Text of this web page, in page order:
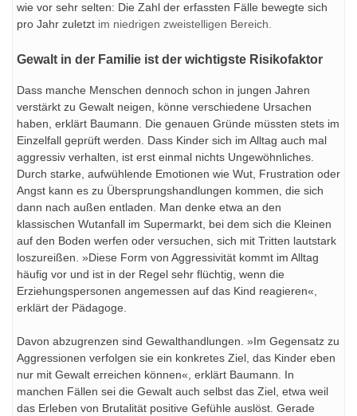
wie vor sehr selten: Die Zahl der erfassten Fälle bewegte sich
pro Jahr zuletzt im niedrigen zweistelligen Bereich.
Gewalt in der Familie ist der wichtigste Risikofaktor
Dass manche Menschen dennoch schon in jungen Jahren
verstärkt zu Gewalt neigen, könne verschiedene Ursachen
haben, erklärt Baumann. Die genauen Gründe müssten stets im
Einzelfall geprüft werden. Dass Kinder sich im Alltag auch mal
aggressiv verhalten, ist erst einmal nichts Ungewöhnliches.
Durch starke, aufwühlende Emotionen wie Wut, Frustration oder
Angst kann es zu Übersprungshandlungen kommen, die sich
dann nach außen entladen. Man denke etwa an den
klassischen Wutanfall im Supermarkt, bei dem sich die Kleinen
auf den Boden werfen oder versuchen, sich mit Tritten lautstark
loszureißen. »Diese Form von Aggressivität kommt im Alltag
häufig vor und ist in der Regel sehr flüchtig, wenn die
Erziehungspersonen angemessen auf das Kind reagieren«,
erklärt der Pädagoge.
Davon abzugrenzen sind Gewalthandlungen. »Im Gegensatz zu
Aggressionen verfolgen sie ein konkretes Ziel, das Kinder eben
nur mit Gewalt erreichen können«, erklärt Baumann. In
manchen Fällen sei die Gewalt auch selbst das Ziel, etwa weil
das Erleben von Brutalität positive Gefühle auslöst. Gerade